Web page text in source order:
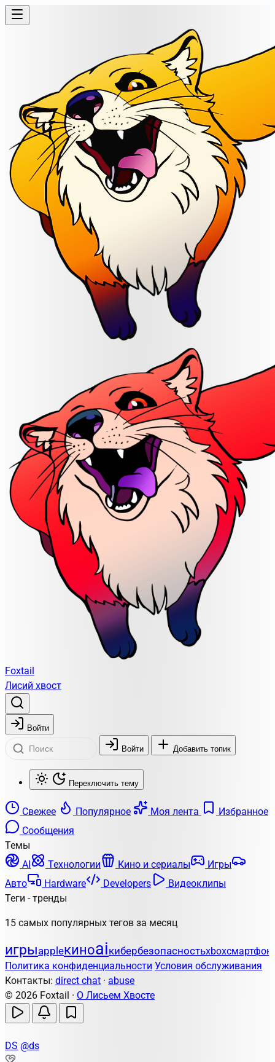
Foxtail
Лисий хвост
Войти
Войти Добавить топик
Переключить тему
Свежее Популярное Моя лента
Избранное
Сообщения
Темы
AI
Технологии Кино и сериалы
Игры
Авто
Hardware Developers
Видеоклипы
Теги - тренды
15 самых популярных тегов за месяц
игрыappleкиноaiкибербезопасностьxbox
Политика конфиденциальности Условия обслуживания
Контакты: direct chat · abuse
© 2026 Foxtail · О Лисьем Хвосте
DS @ds